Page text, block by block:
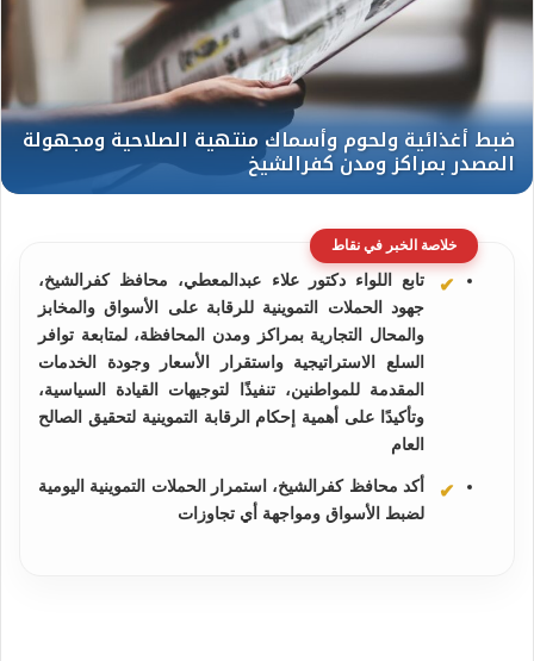
خلاصة الخبر في نقاط
تابع اللواء دكتور علاء عبدالمعطي، محافظ كفرالشيخ،
جهود الحملات التموينية للرقابة على الأسواق والمخابز
والمحال التجارية بمراكز ومدن المحافظة، لمتابعة توافر
السلع الاستراتيجية واستقرار الأسعار وجودة الخدمات
المقدمة للمواطنين، تنفيذًا لتوجيهات القيادة السياسية،
وتأكيدًا على أهمية إحكام الرقابة التموينية لتحقيق الصالح
العام
أكد محافظ كفرالشيخ، استمرار الحملات التموينية اليومية
لضبط الأسواق ومواجهة أي تجاوزات